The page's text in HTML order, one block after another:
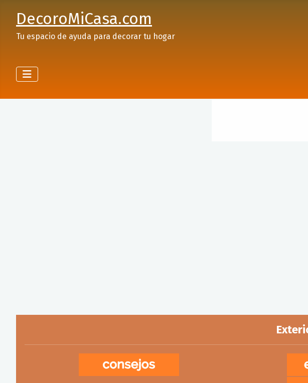
DecoroMiCasa.com
Tu espacio de ayuda para decorar tu hogar